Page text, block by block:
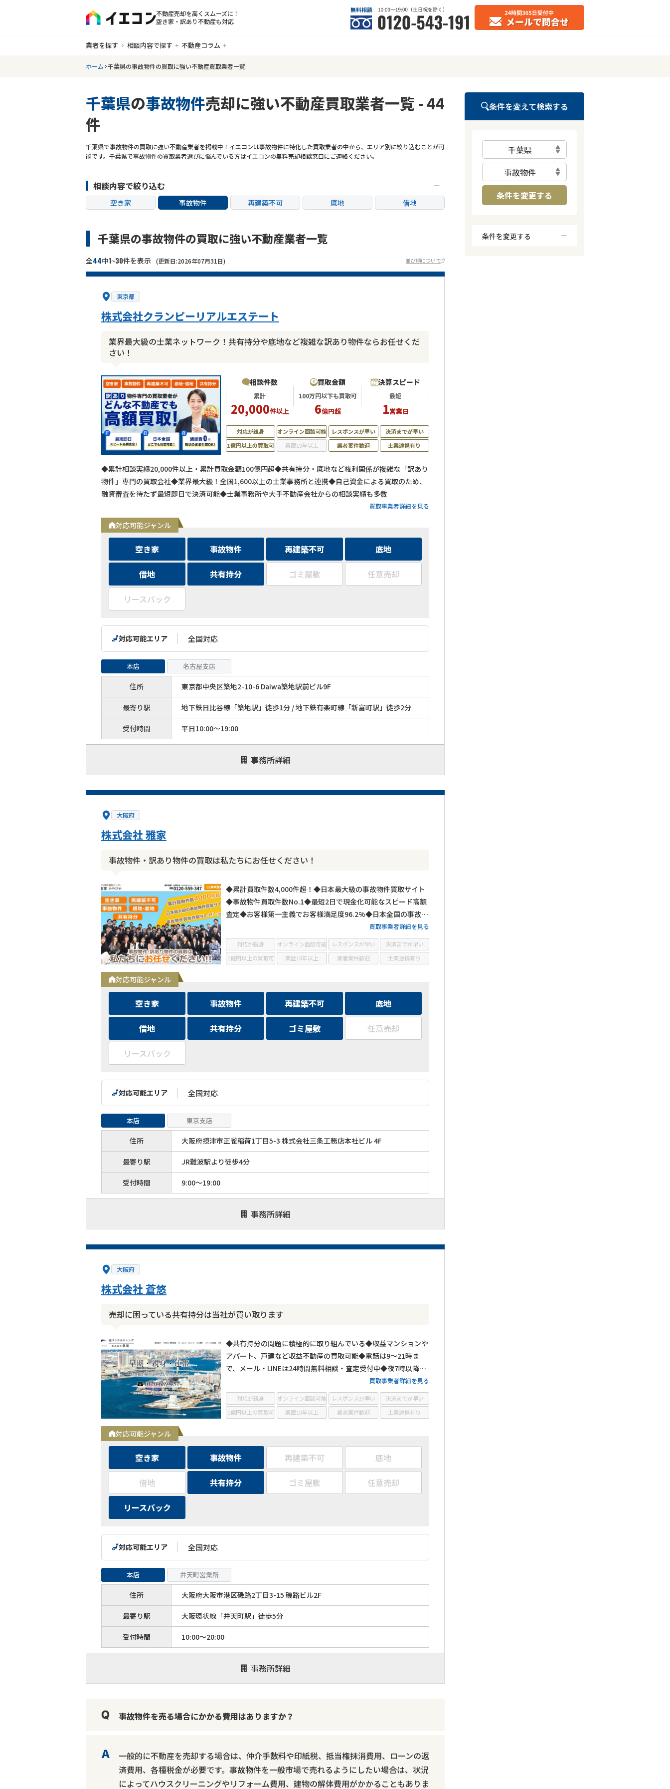
不動産売却を高くスムーズに！
空き家・訳あり不動産も対応
業者を探す 相談内容で探す 不動産コラム
ホーム 千葉県の事故物件の買取に強い不動産買取業者一覧
千葉県の事故物件売却に強い不動産買取業者一覧 - 44
件
千葉県で事故物件の買取に強い不動産業者を掲載中！イエコンは事故物件に特化した買取業者の中から、エリア別に絞り込むことが可
能です。千葉県で事故物件の買取業者選びに悩んでいる方はイエコンの無料売却相談窓口にご連絡ください。
相談内容で絞り込む
空き家 事故物件 再建築不可 底地
借地
千葉県の事故物件の買取に強い不動産業者一覧
全44中1~30件を表示 (更新日:2026年07月31日) 並び順について
東京都
株式会社クランピーリアルエステート
業界最大級の士業ネットワーク！共有持分や底地など複雑な訳あり物件ならお任せくだ
さい！
相談件数
累計
20,000件以上
買取金額
100万円以下も買取可
6億円超
決算スピード
最短
1営業日
◆累計相談実績20,000件以上・累計買取金額100億円超◆共有持分・底地など権利関係が複雑な「訳あり
物件」専門の買取会社◆業界最大級！全国1,600以上の士業事務所と連携◆自己資金による買取のため、
融資審査を待たず最短即日で決済可能◆士業事務所や大手不動産会社からの相談実績も多数
買取事業者詳細を見る
対応可能ジャンル
空き家 事故物件 再建築不可 底地
借地 共有持分 ゴミ屋敷 任意売却
リースバック
本店 名古屋支店
住所 東京都中央区築地2-10-6 Daiwa築地駅前ビル9F
最寄り駅 地下鉄日比谷線「築地駅」徒歩1分 / 地下鉄有楽町線「新富町駅」徒歩2分
受付時間 平日10:00～19:00
事務所詳細
対応可能エリア 全国対応
対応が親身 オンライン面談可能 レスポンスが早い
決済までが早い
1億円以上の買取可
業歴10年以上 業者案件歓迎 士業連携有り
大阪府
株式会社 雅家
事故物件・訳あり物件の買取は私たちにお任せください！
◆累計買取件数4,000件超！◆日本最大級の事故物件買取サイト
◆事故物件買取件数No.1◆最短2日で現金化可能なスピード高額
査定◆お客様第一主義でお客様満足度96.2%◆日本全国の事故物
買取事業者詳細を見る
対応可能ジャンル
空き家 事故物件 再建築不可 底地
借地 共有持分 ゴミ屋敷 任意売却
リースバック
本店 東京支店
住所 大阪府摂津市正雀稲荷1丁目5-3 株式会社三条工務店本社ビル 4F
最寄り駅 JR難波駅より徒歩4分
受付時間 9:00～19:00
事務所詳細
対応可能エリア 全国対応
対応が親身 オンライン面談可能 レスポンスが早い
決済までが早い
1億円以上の買取可
業歴10年以上 業者案件歓迎 士業連携有り
大阪府
株式会社 蒼悠
売却に困っている共有持分は当社が買い取ります
◆共有持分の問題に積極的に取り組んでいる◆収益マンションや
アパート、戸建など収益不動産の買取可能◆電話は9～21時ま
で、メール・LINEは24時間無料相談・査定受付中◆夜7時以降も
買取事業者詳細を見る
対応可能ジャンル
空き家 事故物件 再建築不可 底地
借地 共有持分 ゴミ屋敷 任意売却
リースバック
本店 弁天町営業所
住所 大阪府大阪市港区磯路2丁目3-15 磯路ビル2F
最寄り駅 大阪環状線「弁天町駅」徒歩5分
受付時間 10:00～20:00
事務所詳細
対応可能エリア 全国対応
対応が親身 オンライン面談可能 レスポンスが早い
決済までが早い
1億円以上の買取可
業歴10年以上 業者案件歓迎 士業連携有り
事故物件を売る場合にかかる費用はありますか？
一般的に不動産を売却する場合は、仲介手数料や印紙税、抵当権抹消費用、ローンの返
済費用、各種税金が必要です。事故物件を一般市場で売れるようにしたい場合は、状況
によってハウスクリーニングやリフォーム費用、建物の解体費用がかかることもありま
条件を変えて検索する
千葉県
事故物件
条件を変更する
条件を変更する